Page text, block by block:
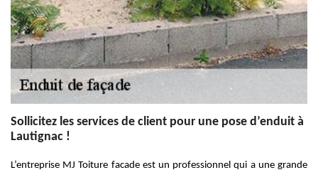
Sollicitez les services de client pour une pose d’enduit à
Lautignac !
L’entreprise MJ Toiture facade est un professionnel qui a une grande